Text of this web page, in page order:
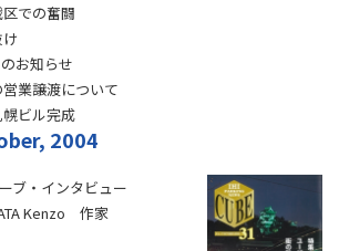
での奮闘
お知らせ
業譲渡について
幌ビル完成
2004
ブ・インタビュー
Kenzo 作家